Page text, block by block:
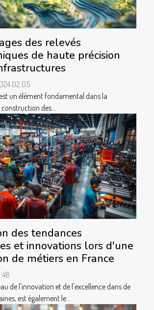
des relevés
de haute précision
02:05
un élément fondamental dans la
des...
des tendances
et innovations lors d'une
de métiers en France
de l'innovation et de l'excellence dans de
est également le...